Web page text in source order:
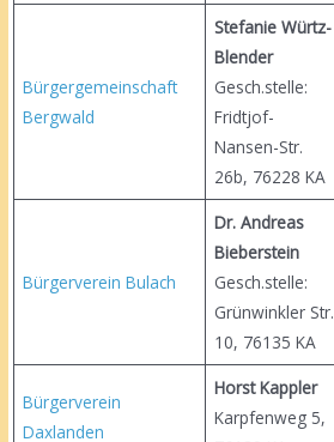
Bürgergemeinschaft
Bergwald
Stefanie Würtz-
Blender
Gesch.stelle:
Fridtjof-
Nansen-Str.
26b, 76228 KA
Bürgerverein Bulach
Dr. Andreas
Bieberstein
Gesch.stelle:
Grünwinkler Str.
10, 76135 KA
Bürgerverein
Daxlanden
Horst Kappler
Karpfenweg 5,